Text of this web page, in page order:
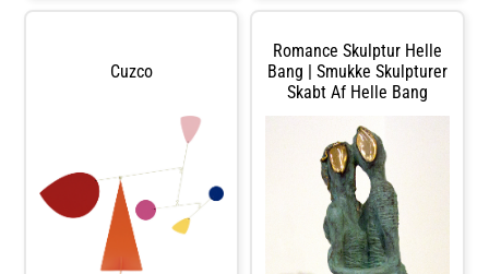
Cuzco
Romance Skulptur Helle
Bang | Smukke Skulpturer
Skabt Af Helle Bang